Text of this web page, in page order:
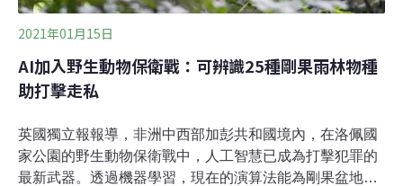
2021年01月15日
AI加入野生動物保衛戰：可辨識25種剛果雨林物種
助打擊走私
英國獨立報報導，非洲中西部加彭共和國境內，在洛佩國
家公園的野生動物保衛戰中，人工智慧已成為打擊犯罪的
最新武器。透過機器學習，現在的演算法能為剛果盆地的